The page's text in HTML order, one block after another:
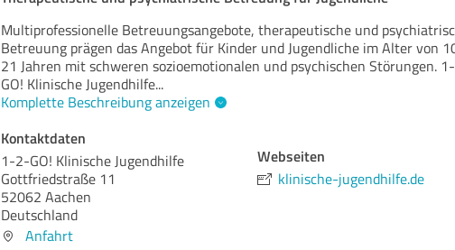
Multiprofessionelle Betreuungsangebote, therapeutische und
Betreuung prägen das Angebot für Kinder und Jugendliche im Alter von
21 Jahren mit schweren sozioemotionalen und psychischen Störungen.
GO! Klinische Jugendhilfe...
Komplette Beschreibung anzeigen
Kontaktdaten
1-2-GO! Klinische Jugendhilfe
Gottfriedstraße 11
52062 Aachen
Deutschland
Anfahrt
Webseiten
klinische-jugendhilfe.de